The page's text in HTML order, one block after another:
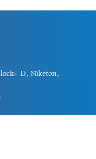
D, Niketon,